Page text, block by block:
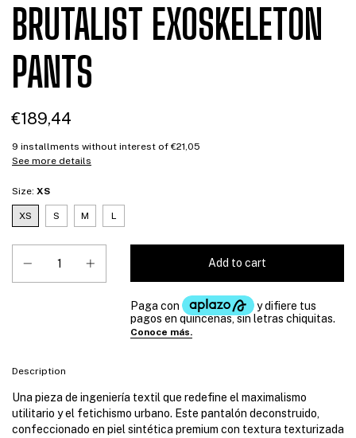
BRUTALIST EXOSKELETON
PANTS
€189,44
9 installments without interest of €21,05
See more details
Size: XS
XS S M L
Description
Una pieza de ingeniería textil que redefine el maximalismo
utilitario y el fetichismo urbano. Este pantalón deconstruido,
confeccionado en piel sintética premium con textura texturizada